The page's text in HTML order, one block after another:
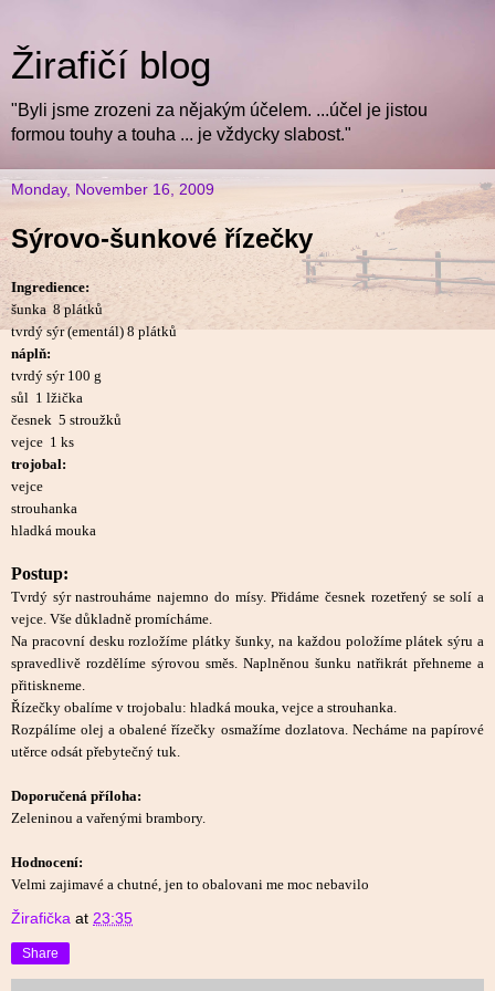
Žirafičí blog
"Byli jsme zrozeni za nějakým účelem. ...účel je jistou
formou touhy a touha ... je vždycky slabost."
Monday, November 16, 2009
Sýrovo-šunkové řízečky
Ingredience:
šunka 8 plátků
tvrdý sýr (ementál) 8 plátků
náplň:
tvrdý sýr 100 g
sůl 1 lžička
česnek 5 stroužků
vejce 1 ks
trojobal:
vejce
strouhanka
hladká mouka
Postup:
Tvrdý sýr nastrouháme najemno do mísy. Přidáme česnek rozetřený se solí a
vejce. Vše důkladně promícháme.
Na pracovní desku rozložíme plátky šunky, na každou položíme plátek sýru a
spravedlivě rozdělíme sýrovou směs. Naplněnou šunku natřikrát přehneme a
přitiskneme.
Řízečky obalíme v trojobalu: hladká mouka, vejce a strouhanka.
Rozpálíme olej a obalené řízečky osmažíme dozlatova. Necháme na papírové
utěrce odsát přebytečný tuk.
Doporučená příloha:
Zeleninou a vařenými brambory.
Hodnocení:
Velmi zajimavé a chutné, jen to obalovani me moc nebavilo
Žirafička at 23:35
Share